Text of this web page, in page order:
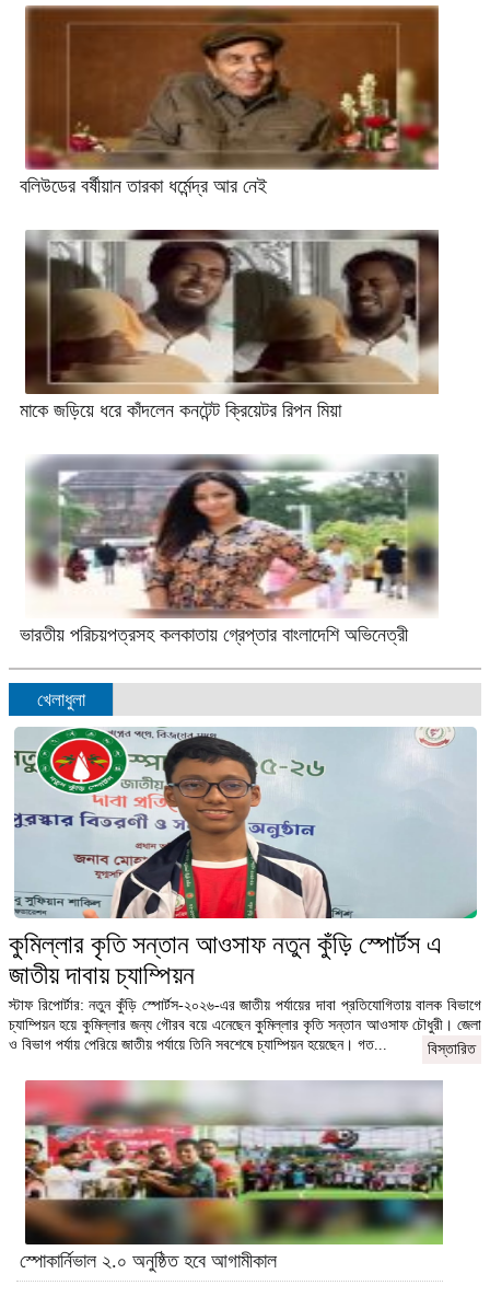
বলিউডের বর্ষীয়ান তারকা ধর্মেন্দ্র আর নেই
মাকে জড়িয়ে ধরে কাঁদলেন কনটেন্ট ক্রিয়েটর রিপন মিয়া
ভারতীয় পরিচয়পত্রসহ কলকাতায় গ্রেপ্তার বাংলাদেশি অভিনেত্রী
খেলাধুলা
কুমিল্লার কৃতি সন্তান আওসাফ নতুন কুঁড়ি স্পোর্টস এ
জাতীয় দাবায় চ্যাম্পিয়ন
স্টাফ রিপোর্টার: নতুন কুঁড়ি স্পোর্টস-২০২৬-এর জাতীয় পর্যায়ের দাবা প্রতিযোগিতায় বালক বিভাগে
চ্যাম্পিয়ন হয়ে কুমিল্লার জন্য গৌরব বয়ে এনেছেন কুমিল্লার কৃতি সন্তান আওসাফ চৌধুরী। জেলা
ও বিভাগ পর্যায় পেরিয়ে জাতীয় পর্যায়ে তিনি সবশেষে চ্যাম্পিয়ন হয়েছেন। গত...
বিস্তারিত
স্পোকার্নিভাল ২.০ অনুষ্ঠিত হবে আগামীকাল